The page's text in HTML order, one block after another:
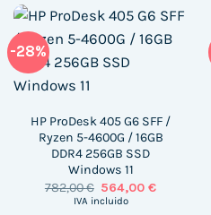
-28%
HP ProDesk 405 G6 SFF /
Ryzen 5-4600G / 16GB
DDR4 256GB SSD
Windows 11
782,00€ El
precio
564,00€El
IVA incluido